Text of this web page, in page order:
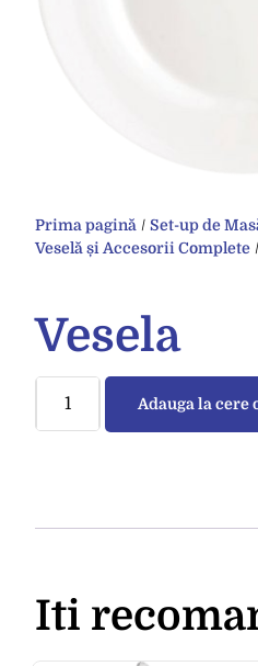
Prima pagină / Set-up de
Veselă și Accesorii Complete
Vesela
Adauga la cere
Iti